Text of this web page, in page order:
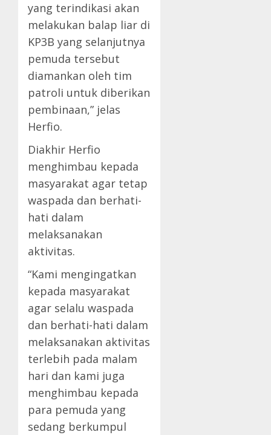
yang terindikasi akan
melakukan balap liar di
KP3B yang selanjutnya
pemuda tersebut
diamankan oleh tim
patroli untuk diberikan
pembinaan,” jelas
Herfio.
Diakhir Herfio
menghimbau kepada
masyarakat agar tetap
waspada dan berhati-
hati dalam
melaksanakan
aktivitas.
“Kami mengingatkan
kepada masyarakat
agar selalu waspada
dan berhati-hati dalam
melaksanakan aktivitas
terlebih pada malam
hari dan kami juga
menghimbau kepada
para pemuda yang
sedang berkumpul